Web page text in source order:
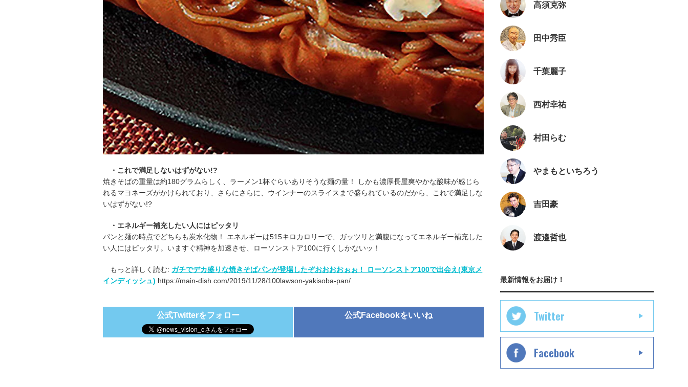
・これで満足しないはずがない!?
焼きそばの重量は約180グラムらしく、ラーメン1杯ぐらいありそうな麺の量！ しかも濃厚長屋爽やかな酸味が感じら
れるマヨネーズがかけられており、さらにさらに、ウインナーのスライスまで盛られているのだから、これで満足しな
いはずがない!?
・エネルギー補充したい人にはピッタリ
パンと麺の時点でどちらも炭水化物！ エネルギーは515キロカロリーで、ガッツリと満腹になってエネルギー補充した
い人にはピッタリ。いますぐ精神を加速させ、ローソンストア100に行くしかないッ！
もっと詳しく読む: ガチでデカ盛りな焼きそばパンが登場したぞおおおおぉぉ！ ローソンストア100で出会え(東京メ
インディッシュ) https://main-dish.com/2019/11/28/100lawson-yakisoba-pan/
公式Twitterをフォロー 公式Facebookをいいね
高須克弥
田中秀臣
千葉麗子
西村幸祐
村田らむ
やまもといちろう
吉田豪
渡邉哲也
最新情報をお届け！
Twitter
Facebook